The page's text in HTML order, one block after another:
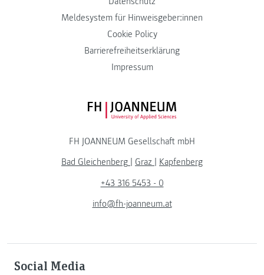
Meldesystem für Hinweisgeber:innen
Cookie Policy
Barrierefreiheitserklärung
Impressum
FH JOANNEUM Logo
FH JOANNEUM Gesellschaft mbH
Bad Gleichenberg
Graz
Kapfenberg
+43 316 5453 - 0
info@fh-joanneum.at
Social Media